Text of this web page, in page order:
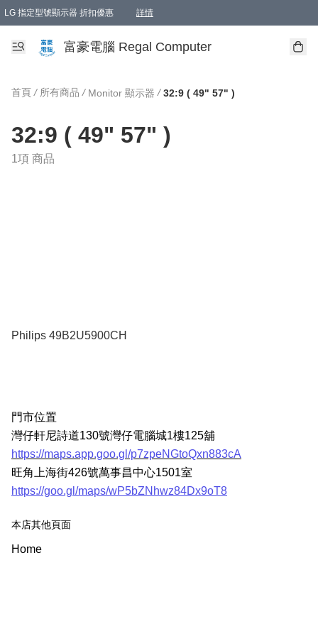
LG 指定型號顯示器 折扣優惠 詳情
富豪電腦 Regal Computer
首頁 / 所有商品 / Monitor 顯示器 / 32:9 ( 49" 57" )
32:9 ( 49" 57" )
1項 商品
Philips 49B2U5900CH
門市位置
灣仔軒尼詩道130號灣仔電腦城1樓125舖
https://maps.app.goo.gl/p7zpeNGtoQxn883cA
旺角上海街426號萬事昌中心1501室
https://goo.gl/maps/wP5bZNhwz84Dx9oT8
本店其他頁面
Home